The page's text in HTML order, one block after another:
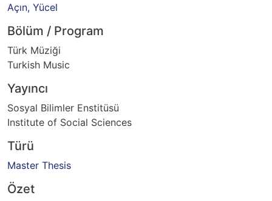
Açın, Yücel
Bölüm / Program
Türk Müziği
Turkish Music
Yayıncı
Sosyal Bilimler Enstitüsü
Institute of Social Sciences
Türü
Master Thesis
Özet